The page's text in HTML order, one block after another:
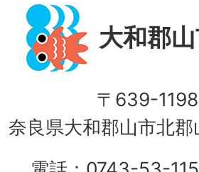
大和郡
〒639-1198
奈良県大和郡山市北